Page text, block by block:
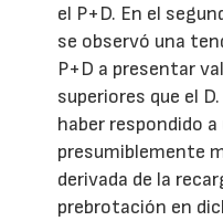
el P+D. En el
se observó una
P+D a presentar
superiores que el
haber respondido
presumiblemente
derivada de la
prebrotación en